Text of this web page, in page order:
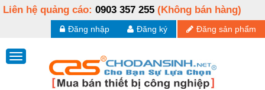
Liên hệ quảng cáo: 0903 357 255 (Không bán hàng)
Đăng sản phẩm
Đăng ký
Đăng nhập